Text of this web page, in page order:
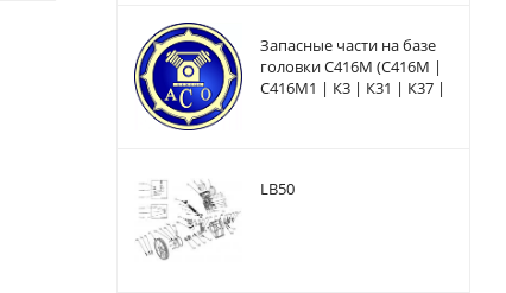
Запасные части на базе
головки С416М (С416М |
С416М1 | К3 | К31 | К37 |
LB50